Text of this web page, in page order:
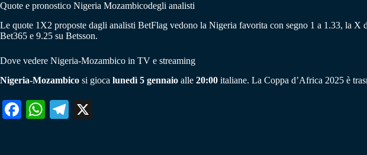
Quote e pronostico Nigeria Mozambicodegli analisti
Le quote 1X2 proposte dagli analisti BetFlag vedono la Nigeria favorita con segno 1 a 1.33, la X
Bet365 e 9.25 su Betsson.
Dove vedere Nigeria-Mozambico in TV e streaming
Nigeria-Mozambico si gioca lunedì 5 gennaio alle 20:00 italiane. La Coppa d’Africa 2025 è
Fa W
Te